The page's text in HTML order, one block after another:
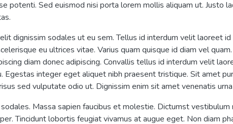
potenti. Sed euismod nisi porta lorem mollis aliquam ut. Justo
dignissim sodales ut eu sem. Tellus id interdum velit laoreet
eu ultrices vitae. Varius quam quisque id diam vel
diam donec adipiscing. Convallis tellus id interdum velit
Egestas integer eget aliquet nibh praesent tristique. Sit amet
sed vulputate odio ut. Dignissim enim sit amet venenatis urna
Massa sapien faucibus et molestie. Dictumst
Tincidunt lobortis feugiat vivamus at augue eget. Non diam